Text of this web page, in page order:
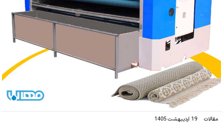
مقالات 19 اردیبهشت 1405